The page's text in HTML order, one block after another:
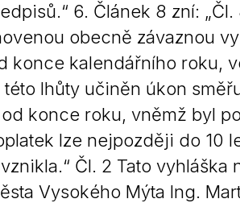
6. Článek 8 zní:
obecně závaznou
konce kalendářního roku,
lhůty učiněn úkon
konce roku, vněmž byl
lze nejpozději do 10
Čl. 2 Tato vyhláška
Vysokého Mýta Ing.